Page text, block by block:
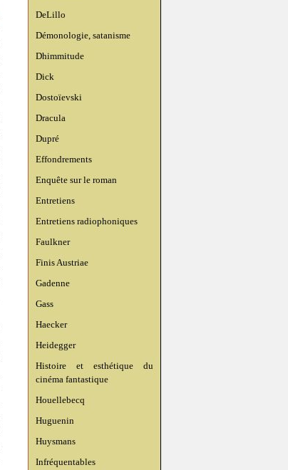
DeLillo
Démonologie, satanisme
Dhimmitude
Dick
Dostoïevski
Dracula
Dupré
Effondrements
Enquête sur le roman
Entretiens
Entretiens radiophoniques
Faulkner
Finis Austriae
Gadenne
Gass
Haecker
Heidegger
Histoire et esthétique du
cinéma fantastique
Houellebecq
Huguenin
Huysmans
Infréquentables